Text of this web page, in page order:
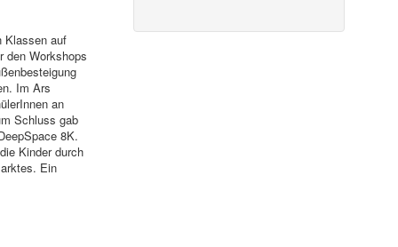
Klassen auf
den Workshops
Im Ars
an
Schluss gab
8K.
Kinder durch
Ein